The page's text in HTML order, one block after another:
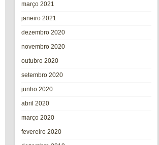
março 2021
janeiro 2021
dezembro 2020
novembro 2020
outubro 2020
setembro 2020
junho 2020
abril 2020
março 2020
fevereiro 2020